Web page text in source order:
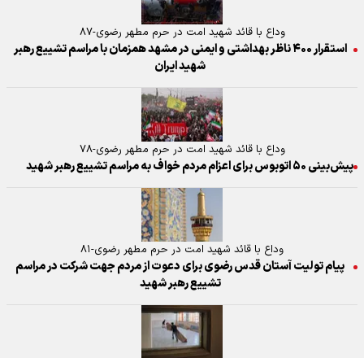
وداع با قائد شهید امت در حرم مطهر رضوی-۸۷
استقرار ۴۰۰ ناظر بهداشتی و ایمنی در مشهد همزمان با مراسم تشییع رهبر
شهید ایران
وداع با قائد شهید امت در حرم مطهر رضوی-۷۸
پیش‌بینی ۵۰ اتوبوس برای اعزام مردم خواف به مراسم تشییع رهبر شهید
وداع با قائد شهید امت در حرم مطهر رضوی-۸۱
پیام تولیت آستان قدس رضوی برای دعوت از مردم جهت شرکت در مراسم
تشییع رهبر شهید